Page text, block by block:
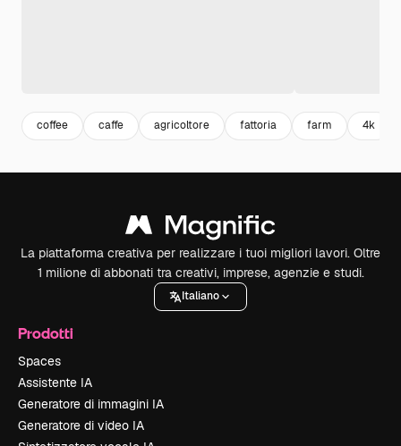
coffee caffe agricoltore fattoria farm 4k
La piattaforma creativa per realizzare i tuoi migliori lavori. Oltre
1 milione di abbonati tra creativi, imprese, agenzie e studi.
Italiano
Prodotti
Spaces
Assistente IA
Generatore di immagini IA
Generatore di video IA